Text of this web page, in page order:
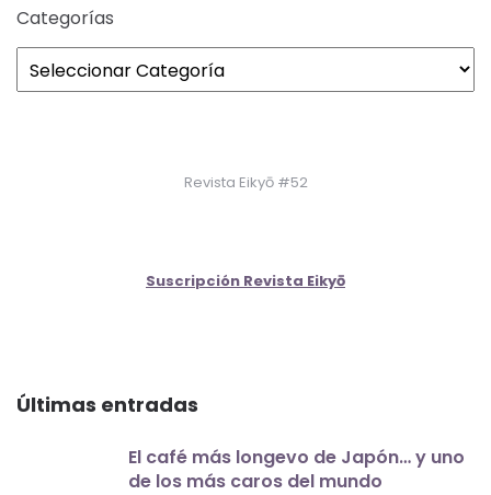
Categorías
Revista Eikyō #52
Suscripción Revista Eikyō
Últimas entradas
El café más longevo de Japón… y uno
de los más caros del mundo